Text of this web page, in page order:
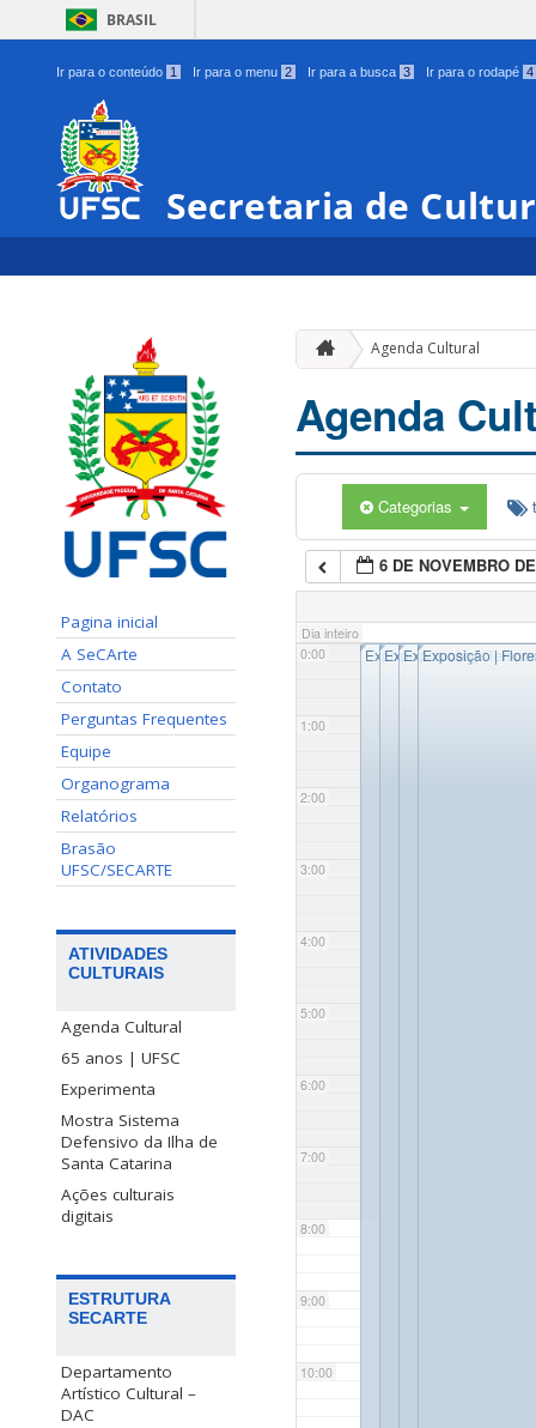
BRASIL
Ir para o conteúdo 1 Ir para o menu 2 Ir para a busca 3 Ir para o rodapé 4
Secretaria de
Pagina inicial
A SeCArte
Contato
Perguntas Frequentes
Equipe
Organograma
Relatórios
Brasão
UFSC/SECARTE
ATIVIDADES
CULTURAIS
Agenda Cultural
65 anos | UFSC
Experimenta
Mostra Sistema
Defensivo da Ilha de
Santa Catarina
Ações culturais
digitais
ESTRUTURA
SECARTE
Departamento
Artístico Cultural –
DAC
Agenda Cultural
Agenda
Categorias
6 DE NOVEMBRO
Dia inteiro
0:00
1:00
2:00
3:00
4:00
5:00
6:00
7:00
8:00
9:00
10:00
◤Exposição | Paixão,
◤Expedição Natureza
◤Exposição |
◤Exposição |